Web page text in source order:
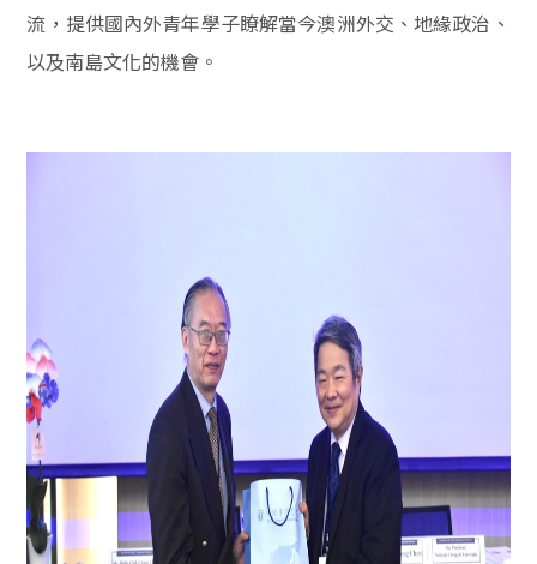
流，提供國內外青年學子瞭解當今澳洲外交、地緣政治、
以及南島文化的機會。